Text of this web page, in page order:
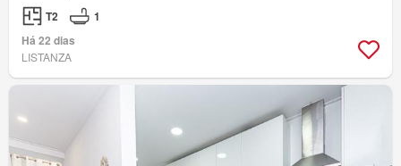
T2
1
Há 22 dias
LISTANZA